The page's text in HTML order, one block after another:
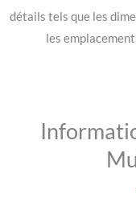
détails tels que les
les